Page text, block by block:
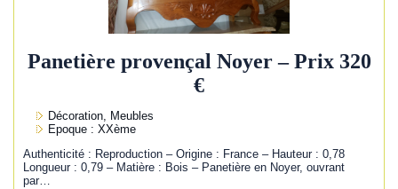
Panetière provençal Noyer – Prix 320
€
Décoration, Meubles
Epoque : XXème
Authenticité : Reproduction – Origine : France – Hauteur : 0,78
Longueur : 0,79 – Matière : Bois – Panetière en Noyer, ouvrant
par…